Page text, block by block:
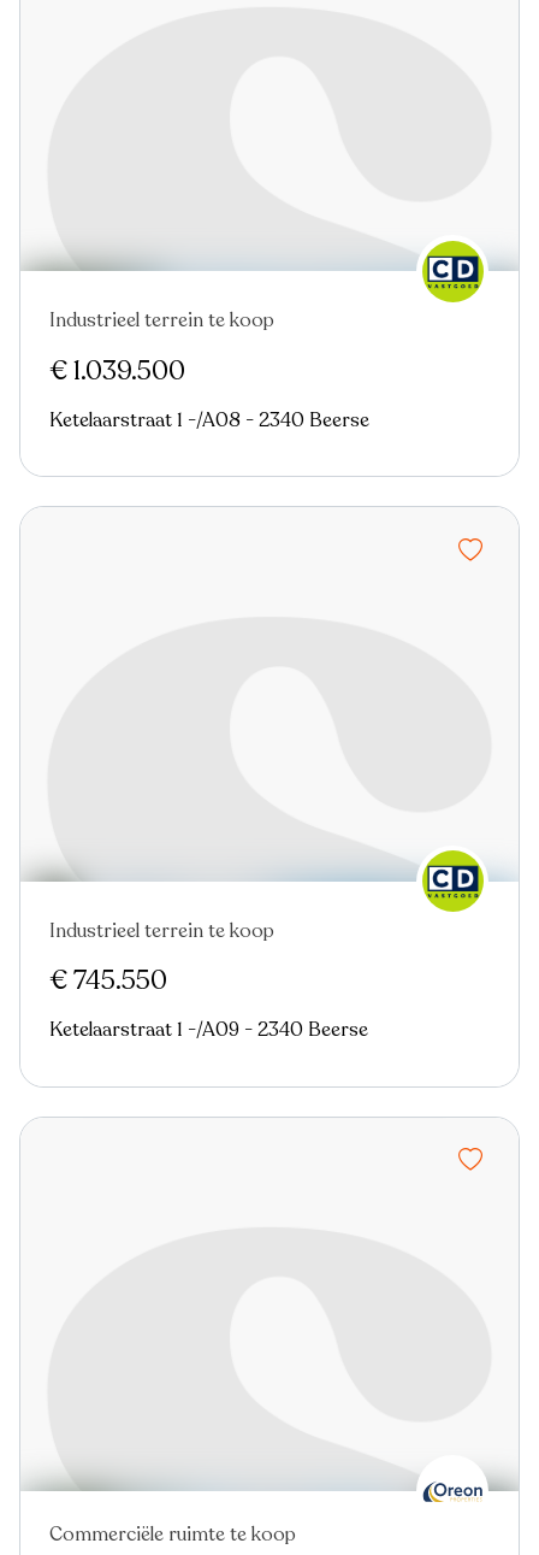
Industrieel terrein te koop
€ 1.039.500
Ketelaarstraat 1 -/A08 - 2340 Beerse
Industrieel terrein te koop
€ 745.550
Ketelaarstraat 1 -/A09 - 2340 Beerse
Commerciële ruimte te koop